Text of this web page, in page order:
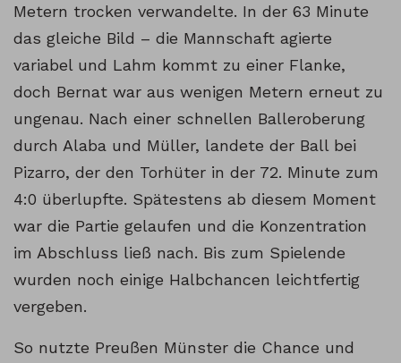
Metern trocken verwandelte. In der 63 Minute
das gleiche Bild – die Mannschaft agierte
variabel und Lahm kommt zu einer Flanke,
doch Bernat war aus wenigen Metern erneut zu
ungenau. Nach einer schnellen Balleroberung
durch Alaba und Müller, landete der Ball bei
Pizarro, der den Torhüter in der 72. Minute zum
4:0 überlupfte. Spätestens ab diesem Moment
war die Partie gelaufen und die Konzentration
im Abschluss ließ nach. Bis zum Spielende
wurden noch einige Halbchancen leichtfertig
vergeben.
So nutzte Preußen Münster die Chance und